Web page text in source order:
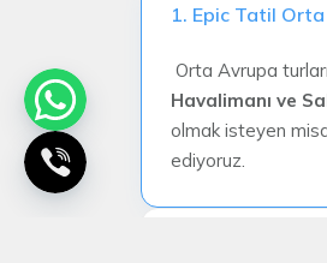
1. Epic Tatil Orta
Orta Avrupa
Havalimanı ve
olmak isteyen
ediyoruz.